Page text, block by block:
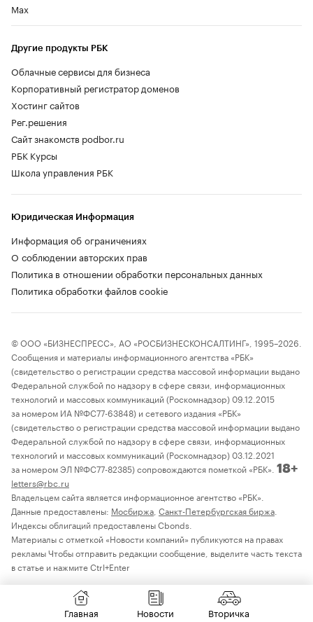
Max
Другие продукты РБК
Облачные сервисы для бизнеса
Корпоративный регистратор доменов
Хостинг сайтов
Рег.решения
Сайт знакомств podbor.ru
РБК Курсы
Школа управления РБК
Юридическая Информация
Информация об ограничениях
О соблюдении авторских прав
Политика в отношении обработки персональных данных
Политика обработки файлов cookie
© ООО «БИЗНЕСПРЕСС», АО «РОСБИЗНЕСКОНСАЛТИНГ», 1995–2026.
Сообщения и материалы информационного агентства «РБК»
(свидетельство о регистрации средства массовой информации выдано
Федеральной службой по надзору в сфере связи, информационных
технологий и массовых коммуникаций (Роскомнадзор) 09.12.2015
за номером ИА №ФС77-63848) и сетевого издания «РБК»
(свидетельство о регистрации средства массовой информации выдано
Федеральной службой по надзору в сфере связи, информационных
технологий и массовых коммуникаций (Роскомнадзор) 03.12.2021
за номером ЭЛ №ФС77-82385) сопровождаются пометкой «РБК». 18+
letters@rbc.ru
Владельцем сайта является информационное агентство «РБК».
Данные предоставлены: Мосбиржа Санкт-Петербургская биржа
Индексы облигаций предоставлены Cbonds.
Материалы с отметкой «Новости компаний» публикуются на правах
рекламы Чтобы отправить редакции сообщение, выделите часть текста
в статье и нажмите Ctrl+Enter
Главная Новости Вторичка